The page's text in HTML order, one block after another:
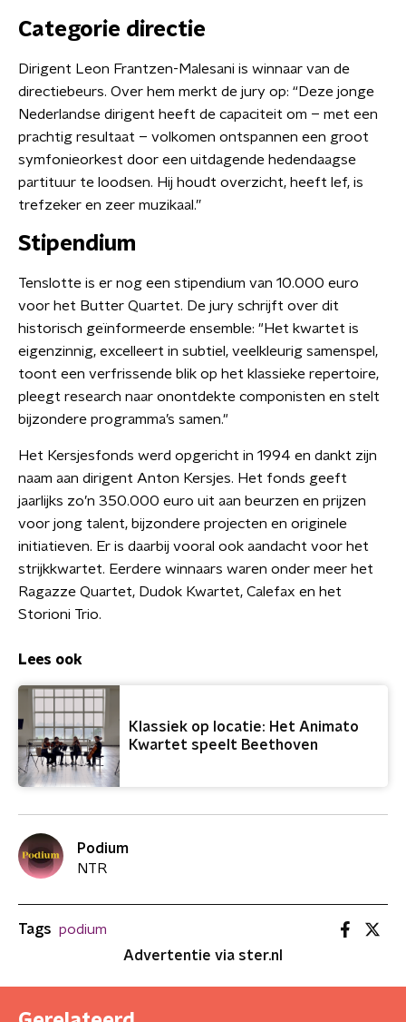
Categorie directie
Dirigent Leon Frantzen-Malesani is winnaar van de
directiebeurs. Over hem merkt de jury op: “Deze jonge
Nederlandse dirigent heeft de capaciteit om – met een
prachtig resultaat – volkomen ontspannen een groot
symfonieorkest door een uitdagende hedendaagse
partituur te loodsen. Hij houdt overzicht, heeft lef, is
trefzeker en zeer muzikaal.”
Stipendium
Tenslotte is er nog een stipendium van 10.000 euro
voor het Butter Quartet. De jury schrijft over dit
historisch geïnformeerde ensemble: "Het kwartet is
eigenzinnig, excelleert in subtiel, veelkleurig samenspel,
toont een verfrissende blik op het klassieke repertoire,
pleegt research naar onontdekte componisten en stelt
bijzondere programma’s samen."
Het Kersjesfonds werd opgericht in 1994 en dankt zijn
naam aan dirigent Anton Kersjes. Het fonds geeft
jaarlijks zo’n 350.000 euro uit aan beurzen en prijzen
voor jong talent, bijzondere projecten en originele
initiatieven. Er is daarbij vooral ook aandacht voor het
strijkkwartet. Eerdere winnaars waren onder meer het
Ragazze Quartet, Dudok Kwartet, Calefax en het
Storioni Trio.
Lees ook
Klassiek op locatie: Het Animato
Kwartet speelt Beethoven
Podium
NTR
Tags podium
Advertentie via ster.nl